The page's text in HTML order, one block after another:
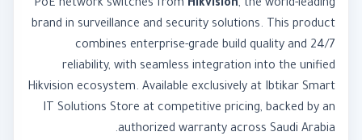
PoE network switches from Hikvision, the world-leading
brand in surveillance and security solutions. This product
combines enterprise-grade build quality and 24/7
reliability, with seamless integration into the unified
Hikvision ecosystem. Available exclusively at Ibtikar Smart
IT Solutions Store at competitive pricing, backed by an
authorized warranty across Saudi Arabia.